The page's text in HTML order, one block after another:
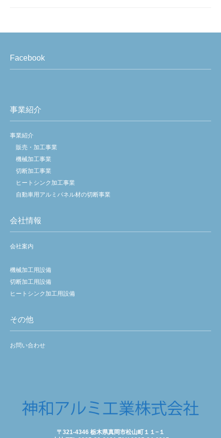
事業紹介
ヒートシンク加工事業
自動車用アルミパネル材の切断事業
設備紹介
機械加工用設備
切断加工用設備
ヒートシンク加工用設備
品質方針/環境方針
品質方針
お問い合わせ
Facebook
事業紹介
事業紹介
販売・加工事業
機械加工事業
切断加工事業
ヒートシンク加工事業
自動車用アルミパネル材の切断事業
会社情報
会社案内
機械加工用設備
切断加工用設備
ヒートシンク加工用設備
その他
お問い合わせ
〒321-4346 栃木県真岡市松山町１１−１